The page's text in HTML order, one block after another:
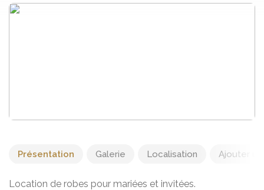
Présentation Galerie Localisation Ajouter un
Location de robes pour mariées et invitées.